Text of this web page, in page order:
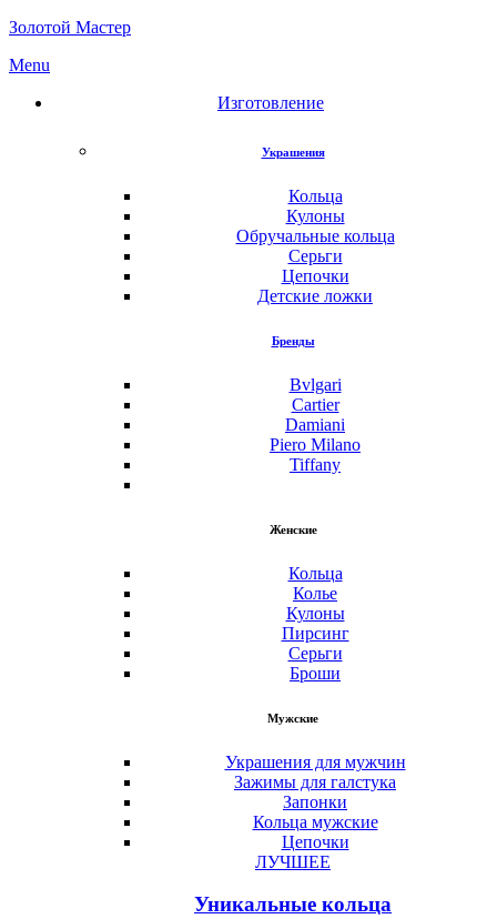
Золотой Мастер
Menu
Изготовление
Украшения
Кольца
Кулоны
Обручальные кольца
Серьги
Цепочки
Детские ложки
Бренды
Bvlgari
Cartier
Damiani
Piero Milano
Tiffany
Женские
Кольца
Колье
Кулоны
Пирсинг
Серьги
Броши
Мужские
Украшения для мужчин
Зажимы для галстука
Запонки
Кольца мужские
Цепочки
ЛУЧШЕЕ
Уникальные кольца